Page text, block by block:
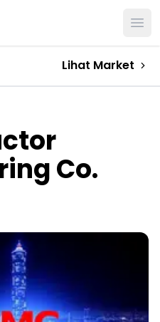
Lihat Market
Co.